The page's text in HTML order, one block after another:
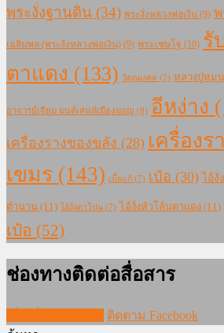
พระงั่งฐานดิน (34) พระงั่งหลวงพ่อเงิน (9) พ
เฉลิมพล (พระงั่งหลวงพ่อเงิน) (9) พระเชษโฐ (10) รั
ตาแดง (133) วัตถุมงคล (7) หลวงปู่หมุน
อาจารย์เจียม มนต์เสน่ห์เมืองมอญ (8) อีหง่าง
เครื่องรางของขลัง (28) เครื่องร
เขมร (143) เบี้ยแก้ (7) เป๋อ (30) ไอ้งั่
ตำนาน (11) ไอ้งั่งตาโปน (7) ไอ้งั่งหัวโล้นตาแดง (11)
เป๋อ (52)
ช่องทางติดต่อสื่อสาร
ติดตาม Facebook